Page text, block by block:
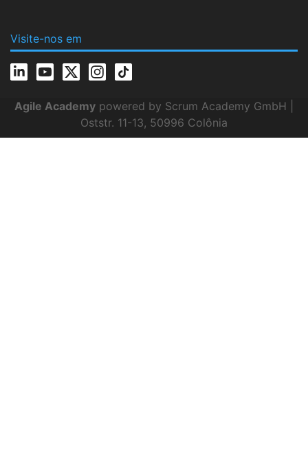
Visite-nos em
Agile Academy powered by Scrum Academy GmbH |
Oststr. 11-13, 50996 Colônia